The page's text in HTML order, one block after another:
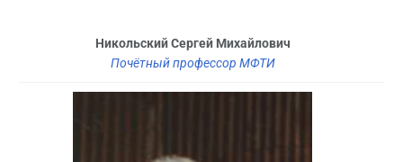
Никольский Сергей Михайлович
Почётный профессор МФТИ